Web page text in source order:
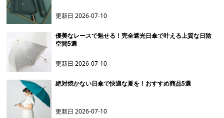
更新日2026-07-10
優美なレースで魅せる！完全遮光日傘で叶える上質な日陰
空間5選
更新日2026-07-10
絶対焼かない日傘で快適な夏を！おすすめ商品5選
更新日2026-07-10